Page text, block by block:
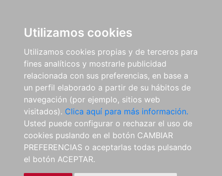
Utilizamos cookies
Utilizamos cookies propias y de terceros para
fines analíticos y mostrarle publicidad
relacionada con sus preferencias, en base a
un perfil elaborado a partir de su hábitos de
navegación (por ejemplo, sitios web
visitados). Clica aquí para más información.
Usted puede configurar o rechazar el uso de
cookies puslando en el botón CAMBIAR
PREFERENCIAS o aceptarlas todas pulsando
el botón ACEPTAR.